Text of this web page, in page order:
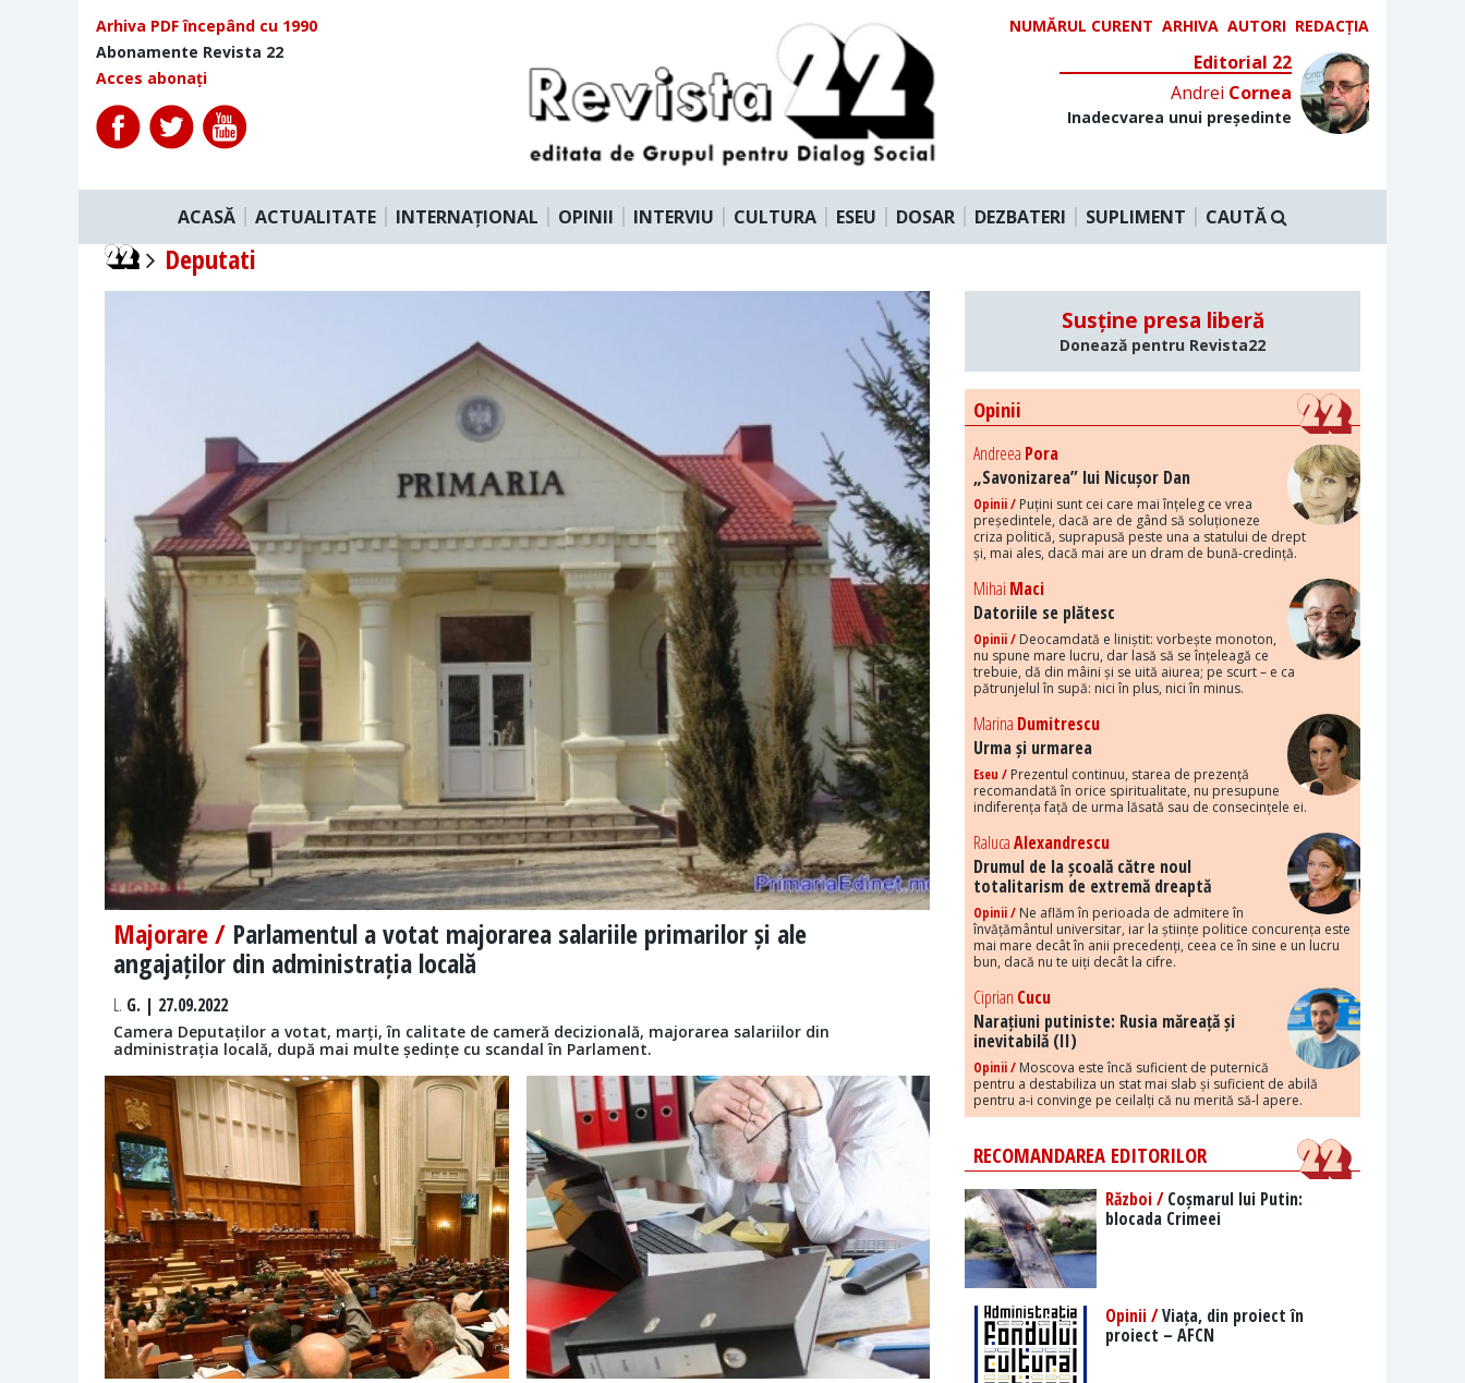
Arhiva PDF începând cu 1990
Abonamente Revista 22
Acces abonați
NUMĂRUL CURENT ARHIVA AUTORI REDACȚIA
Editorial 22
Andrei Cornea
Inadecvarea unui președinte
ACASĂ ACTUALITATE INTERNAȚIONAL OPINII INTERVIU CULTURA ESEU DOSAR DEZBATERI SUPLIMENT CAUTĂ
Deputati
Majorare / Parlamentul a votat majorarea salariile primarilor și ale
angajaților din administrația locală
L. G. | 27.09.2022
Camera Deputaților a votat, marți, în calitate de cameră decizională, majorarea salariilor din
administrația locală, după mai multe ședințe cu scandal în Parlament.
Susține presa liberă
Donează pentru Revista22
Opinii
Andreea Pora
„Savonizarea” lui Nicușor Dan
Opinii / Puțini sunt cei care mai înțeleg ce vrea
președintele, dacă are de gând să soluționeze
criza politică, suprapusă peste una a statului de drept
și, mai ales, dacă mai are un dram de bună-credință.
Mihai Maci
Datoriile se plătesc
Opinii / Deocamdată e liniștit: vorbește monoton,
nu spune mare lucru, dar lasă să se înțeleagă ce
trebuie, dă din mâini și se uită aiurea; pe scurt – e ca
pătrunjelul în supă: nici în plus, nici în minus.
Marina Dumitrescu
Urma și urmarea
Eseu / Prezentul continuu, starea de prezență
recomandată în orice spiritualitate, nu presupune
indiferența față de urma lăsată sau de consecințele ei.
RalucaAlexandrescu
Drumul de la școală către noul
totalitarism de extremă dreaptă
Opinii / Ne aflăm în perioada de admitere în
învățământul universitar, iar la științe politice concurența este
mai mare decât în anii precedenți, ceea ce în sine e un lucru
bun, dacă nu te uiți decât la cifre.
Ciprian Cucu
Narațiuni putiniste: Rusia măreață și
inevitabilă (II)
Opinii / Moscova este încă suficient de puternică
pentru a destabiliza un stat mai slab și suficient de abilă
pentru a-i convinge pe ceilalți că nu merită să-l apere.
RECOMANDAREA EDITORILOR
Război /Coșmarul lui Putin:
blocada Crimeei
Opinii /Viața, din proiect în
proiect – AFCN